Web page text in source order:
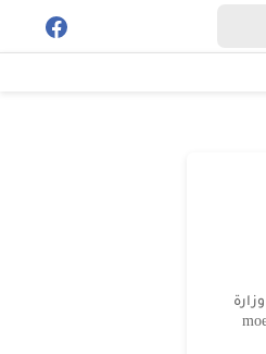
رابط نتائج التعليم الاساسي 2025 وزارة